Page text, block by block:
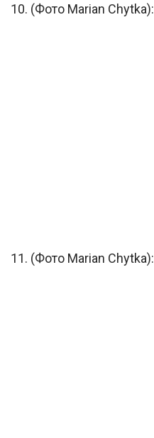
10. (Фото Marian Chytka):
11. (Фото Marian Chytka):